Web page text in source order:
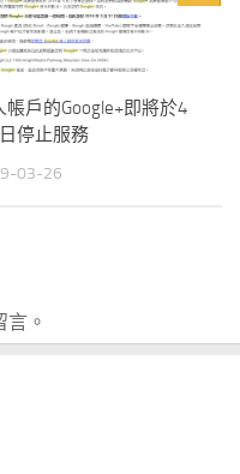
帳戶的Google+即將於4
停止服務
03-26
。